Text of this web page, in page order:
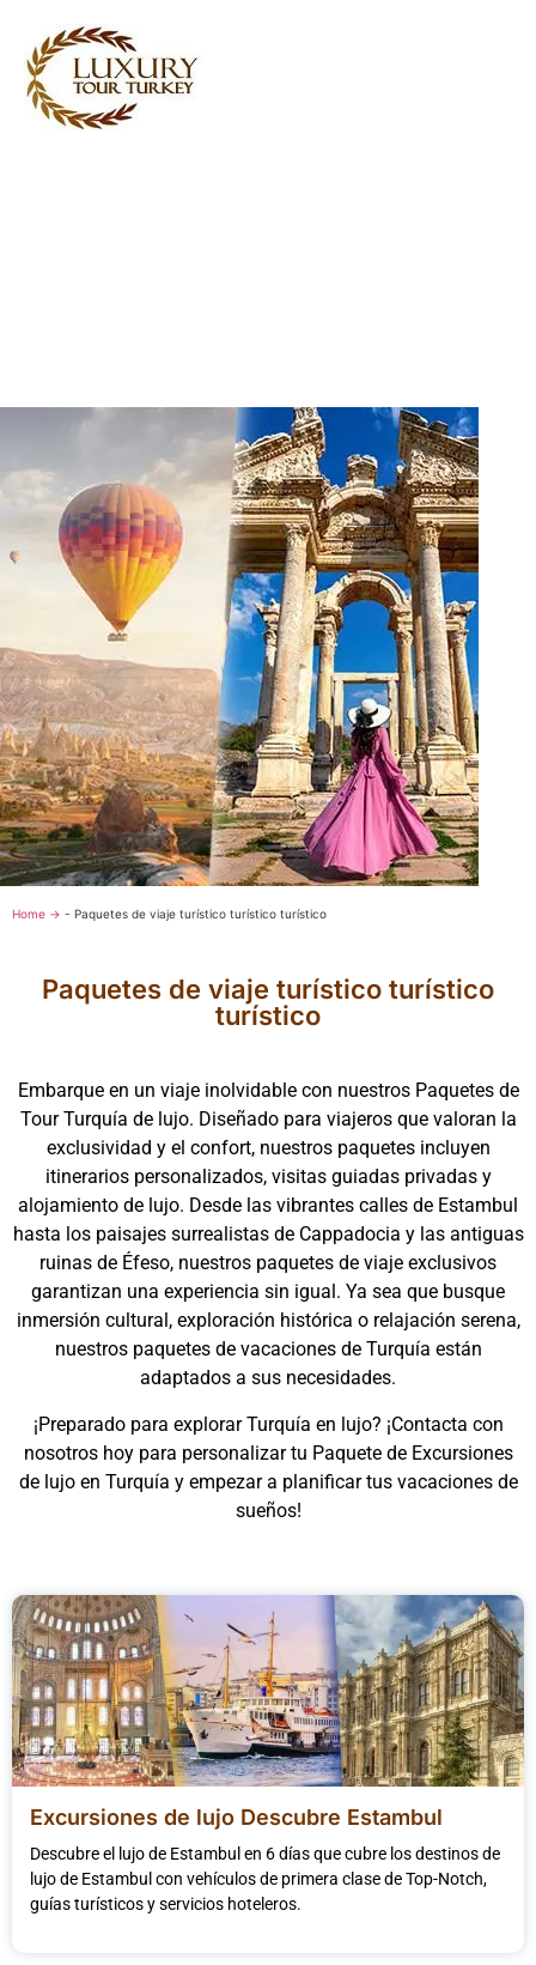
Home → - Paquetes de viaje turístico turístico turístico
Paquetes de viaje turístico turístico
turístico
Embarque en un viaje inolvidable con nuestros Paquetes de
Tour Turquía de lujo. Diseñado para viajeros que valoran la
exclusividad y el confort, nuestros paquetes incluyen
itinerarios personalizados, visitas guiadas privadas y
alojamiento de lujo. Desde las vibrantes calles de Estambul
hasta los paisajes surrealistas de Cappadocia y las antiguas
ruinas de Éfeso, nuestros paquetes de viaje exclusivos
garantizan una experiencia sin igual. Ya sea que busque
inmersión cultural, exploración histórica o relajación serena,
nuestros paquetes de vacaciones de Turquía están
adaptados a sus necesidades.
¡Preparado para explorar Turquía en lujo? ¡Contacta con
nosotros hoy para personalizar tu Paquete de Excursiones
de lujo en Turquía y empezar a planificar tus vacaciones de
sueños!
Excursiones de lujo Descubre Estambul
Descubre el lujo de Estambul en 6 días que cubre los destinos de
lujo de Estambul con vehículos de primera clase de Top-Notch,
guías turísticos y servicios hoteleros.